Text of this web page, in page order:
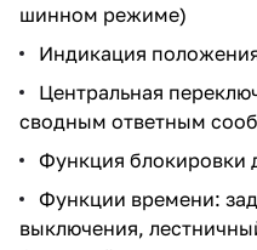
шинном режиме)
Индикация
Центральная
сводным ответным
Функция блокировки
Функции времени:
выключения,